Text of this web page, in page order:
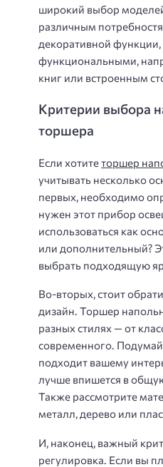
широкий выбор
различным
декоративной
функциональными,
книг или встроенным
Критерии выбора
торшера
Если хотитеторшер
учитывать несколько
первых, необходимо
нужен этот прибор
использоваться как
или дополнительный?
выбрать подходящую
Во-вторых, стоит
дизайн. Торшер
разных стилях — от
современного.
подходит вашему
лучше впишется в
Также рассмотрите
металл, дерево или
И, наконец, важный
регулировка. Если вы